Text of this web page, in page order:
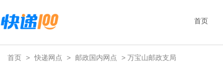
首页
首页 > 快递网点 > 邮政国内网点 > 万宝山邮政支局